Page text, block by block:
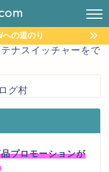
の道のり
ナスイッチャーをで
グ村
プロモーションが